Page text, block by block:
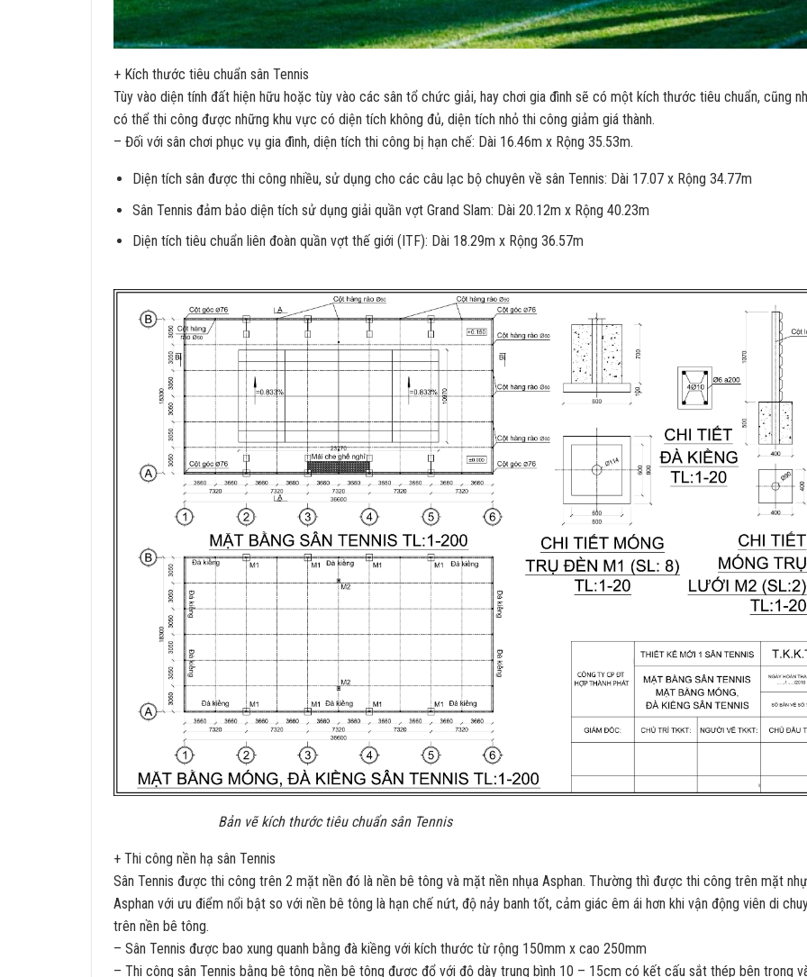
+ Kích thước tiêu chuẩn sân Tennis
Tùy vào diện tính đất hiện hữu hoặc tùy vào các sân tổ chức giải, hay chơi gia đình sẽ có một kích thước tiêu chuẩn, cũng
có thể thi công được những khu vực có diện tích không đủ, diện tích nhỏ thi công giảm giá thành.
– Đối với sân chơi phục vụ gia đình, diện tích thi công bị hạn chế: Dài 16.46m x Rộng 35.53m.
Diện tích sân được thi công nhiều, sử dụng cho các câu lạc bộ chuyên về sân Tennis: Dài 17.07 x Rộng 34.77m
Sân Tennis đảm bảo diện tích sử dụng giải quần vợt Grand Slam: Dài 20.12m x Rộng 40.23m
Diện tích tiêu chuẩn liên đoàn quần vợt thế giới (ITF): Dài 18.29m x Rộng 36.57m
Bản vẽ kích thước tiêu chuẩn sân Tennis
+ Thi công nền hạ sân Tennis
Sân Tennis được thi công trên 2 mặt nền đó là nền bê tông và mặt nền nhụa Asphan. Thường thì được thi công trên mặt
Asphan với ưu điểm nổi bật so với nền bê tông là hạn chế nứt, độ nảy banh tốt, cảm giác êm ái hơn khi vận động viên di
trên nền bê tông.
– Sân Tennis được bao xung quanh bằng đà kiềng với kích thước từ rộng 150mm x cao 250mm
– Thi công sân Tennis bằng bê tông nền bê tông được đổ với độ dày trung bình 10 – 15cm có kết cấu sắt thép bên trong